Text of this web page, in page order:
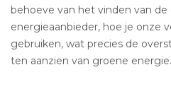
behoeve van het vinden van
energieaanbieder, hoe je onze
gebruiken, wat precies de
ten aanzien van groene energie.